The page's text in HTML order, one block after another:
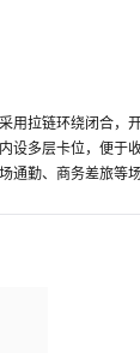
用拉链环绕闭合，
设多层卡位，便于
通勤、商务差旅等场